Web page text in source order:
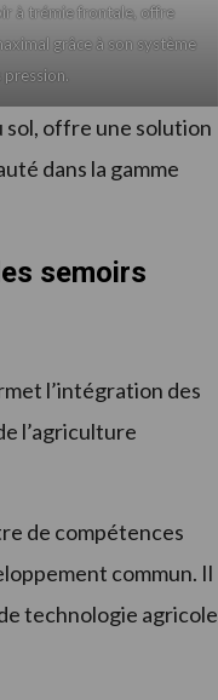
à trémie frontale, offre
grâce à son système
pression.
offre une solution
dans la gamme
semoirs
l’intégration des
l’agriculture
de compétences
commun. Il
technologie agricole